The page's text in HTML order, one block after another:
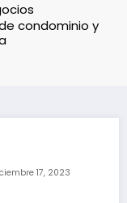
condominio y
17, 2023